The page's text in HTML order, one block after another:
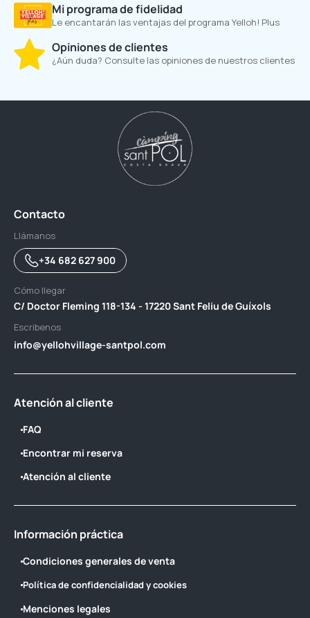
Mi programa de fidelidad
Le encantarán las ventajas del programa Yelloh! Plus
Opiniones de clientes
¿Aún duda? Consulte las opiniones de nuestros clientes
Contacto
Llámanos
+34 682 627 900
Cómo llegar
C/ Doctor Fleming 118-134 - 17220 Sant Feliu de Guíxols
Escribenos
info@yellohvillage-santpol.com
Atención al cliente
FAQ
Encontrar mi reserva
Atención al cliente
Información práctica
Condiciones generales de venta
Política de confidencialidad y cookies
Menciones legales